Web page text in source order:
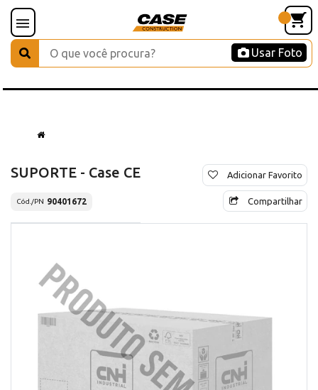
Usar Foto
SUPORTE - Case CE
Cód./PN 90401672
Adicionar Favorito
Compartilhar